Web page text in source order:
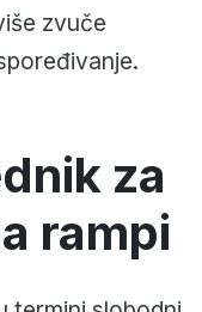
zvuče
za
rampi